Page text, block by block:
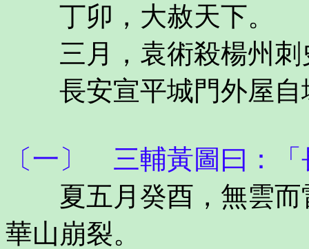
丁卯，大赦天下。
三月，袁術殺楊州刺
長安宣平城門外屋自
〔一〕 三輔黃圖曰：
夏五月癸酉，無雲而
華山崩裂。